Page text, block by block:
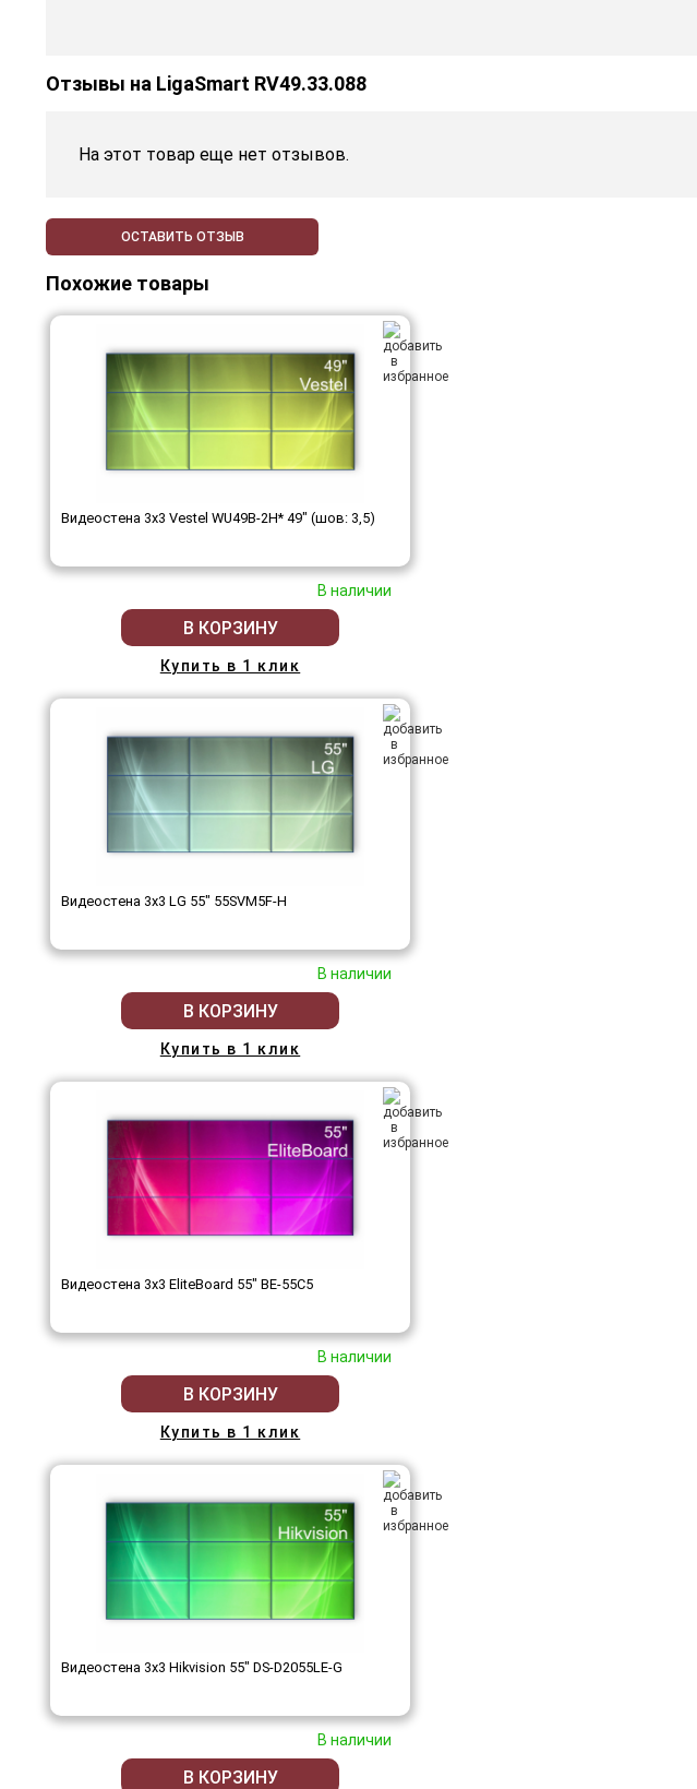
Отзывы на LigaSmart RV49.33.088
На этот товар еще нет отзывов.
ОСТАВИТЬ ОТЗЫВ
Похожие товары
Видеостена 3x3 Vestel WU49B-2H* 49" (шов: 3,5)
В наличии
В КОРЗИНУ
Купить в 1 клик
Видеостена 3x3 LG 55" 55SVM5F-H
В наличии
В КОРЗИНУ
Купить в 1 клик
Видеостена 3x3 EliteBoard 55" BE-55C5
В наличии
В КОРЗИНУ
Купить в 1 клик
Видеостена 3x3 Hikvision 55" DS-D2055LE-G
В наличии
В КОРЗИНУ